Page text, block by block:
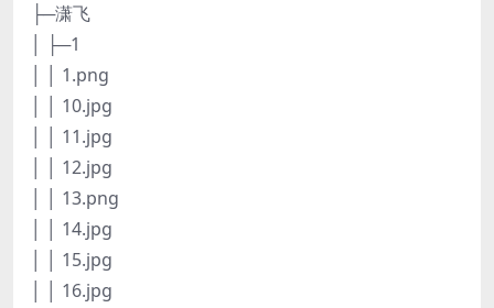
├─潇飞
│ ├─1
│ │ 1.png
│ │ 10.jpg
│ │ 11.jpg
│ │ 12.jpg
│ │ 13.png
│ │ 14.jpg
│ │ 15.jpg
│ │ 16.jpg